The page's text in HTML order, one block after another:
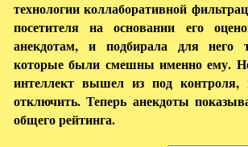
технологии коллаборативной
посетителя на основании его
анекдотам, и подбирала для него
которые были смешны именно ему.
интеллект вышел из под контроля,
отключить. Теперь анекдоты
общего рейтинга.